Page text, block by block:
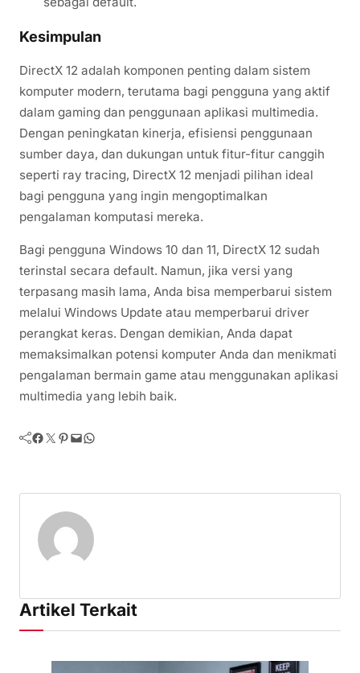
Kesimpulan
DirectX 12 adalah komponen penting dalam sistem
komputer modern, terutama bagi pengguna yang aktif
dalam gaming dan penggunaan aplikasi multimedia.
Dengan peningkatan kinerja, efisiensi penggunaan
sumber daya, dan dukungan untuk fitur-fitur canggih
seperti ray tracing, DirectX 12 menjadi pilihan ideal
bagi pengguna yang ingin mengoptimalkan
pengalaman komputasi mereka.
Bagi pengguna Windows 10 dan 11, DirectX 12 sudah
terinstal secara default. Namun, jika versi yang
terpasang masih lama, Anda bisa memperbarui sistem
melalui Windows Update atau memperbarui driver
perangkat keras. Dengan demikian, Anda dapat
memaksimalkan potensi komputer Anda dan menikmati
pengalaman bermain game atau menggunakan aplikasi
multimedia yang lebih baik.
Facebook Twitter Pinterest Mail WhatsApp
Artikel Terkait